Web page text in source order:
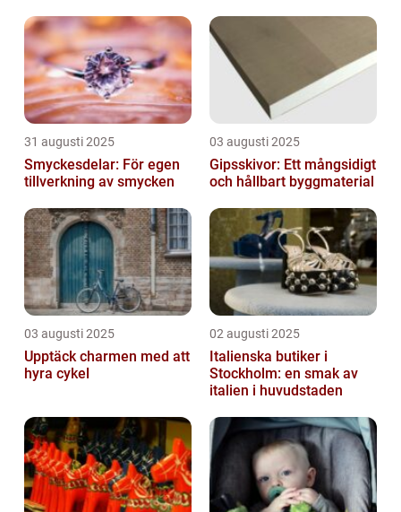
31 augusti 2025
Smyckesdelar: För egen
tillverkning av smycken
03 augusti 2025
Gipsskivor: Ett mångsidigt
och hållbart byggmaterial
03 augusti 2025
Upptäck charmen med att
hyra cykel
02 augusti 2025
Italienska butiker i
Stockholm: en smak av
italien i huvudstaden